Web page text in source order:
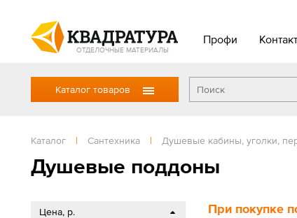
ОТДЕЛОЧНЫЕ МАТЕРИАЛЫ
Профи
Каталог товаров
Каталог | Сантехника | Душевые кабины, уголки,
Душевые поддоны
При покупке
Цена, р.